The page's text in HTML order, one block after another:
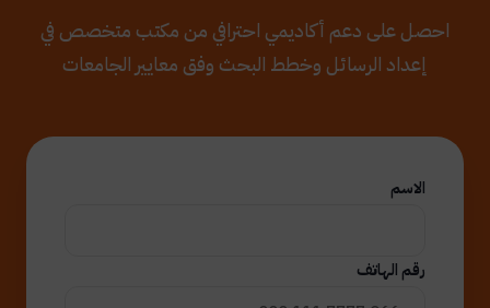
احصل على دعم أكاديمي احترافي من مكتب متخصص في
إعداد الرسائل وخطط البحث وفق معايير الجامعات
الاسم
رقم الهاتف